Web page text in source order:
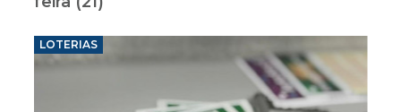
LOTERIAS